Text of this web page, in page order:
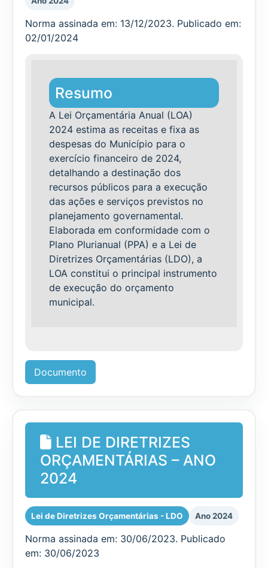
Norma assinada em: 13/12/2023. Publicado em:
02/01/2024
Resumo
A Lei Orçamentária Anual (LOA)
2024 estima as receitas e fixa as
despesas do Município para o
exercício financeiro de 2024,
detalhando a destinação dos
recursos públicos para a execução
das ações e serviços previstos no
planejamento governamental.
Elaborada em conformidade com o
Plano Plurianual (PPA) e a Lei de
Diretrizes Orçamentárias (LDO), a
LOA constitui o principal instrumento
de execução do orçamento
municipal.
Documento
LEI DE DIRETRIZES
ORÇAMENTÁRIAS – ANO
2024
Lei de Diretrizes Orçamentárias - LDO Ano 2024
Norma assinada em: 30/06/2023. Publicado
em: 30/06/2023